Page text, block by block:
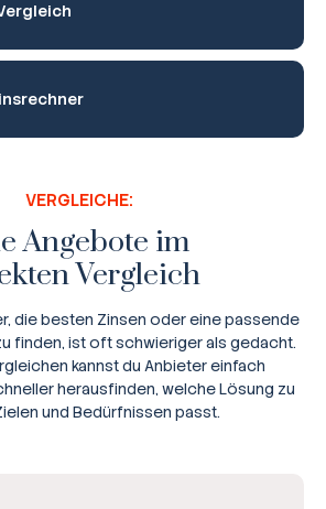
VERGLEICHE:
Angebote im
Vergleich
die besten Zinsen oder eine passende
finden, ist oft schwieriger als gedacht.
kannst du Anbieter einfach
herausfinden, welche Lösung zu
und Bedürfnissen passt.